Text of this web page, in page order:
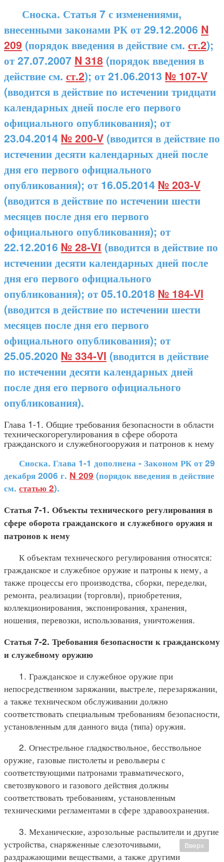
Сноска. Статья 7 с изменениями,
внесенными законами РК от 29.12.2006 N
209 (порядок введения в действие см. ст.2);
от 27.07.2007 N 318 (порядок введения в
действие см. ст.2); от 21.06.2013 № 107-V
(вводится в действие по истечении тридцати
календарных дней после его первого
официального опубликования); от
23.04.2014 № 200-V (вводится в действие по
истечении десяти календарных дней после
дня его первого официального
опубликования); от 16.05.2014 № 203-V
(вводится в действие по истечении шести
месяцев после дня его первого
официального опубликования); от
22.12.2016 № 28-VІ (вводится в действие по
истечении десяти календарных дней после
дня его первого официального
опубликования); от 05.10.2018 № 184-VI
(вводится в действие по истечении шести
месяцев после дня его первого
официального опубликования); от
25.05.2020 № 334-VI (вводится в действие
по истечении десяти календарных дней
после дня его первого официального
опубликования).
Глава 1-1. Общие требования безопасности в области
техническогорегулирования в сфере оборота
гражданского и служебногооружия и патронов к нему
Сноска. Глава 1-1 дополнена - Законом РК от 29
декабря 2006 г. N 209 (порядок введения в действие
см. статью 2).
Статья 7-1. Объекты технического регулирования в
сфере оборота гражданского и служебного оружия и
патронов к нему
К объектам технического регулирования относятся:
гражданское и служебное оружие и патроны к нему, а
также процессы его производства, сборки, переделки,
ремонта, реализации (торговли), приобретения,
коллекционирования, экспонирования, хранения,
ношения, перевозки, использования, уничтожения.
Статья 7-2. Требования безопасности к гражданскому
и служебному оружию
1. Гражданское и служебное оружие при
непосредственном заряжании, выстреле, перезаряжании,
а также техническом обслуживании должно
соответствовать специальным требованиям безопасности,
установленным для данного вида (типа) оружия.
2. Огнестрельное гладкоствольное, бесствольное
оружие, газовые пистолеты и револьверы с
соответствующими патронами травматического,
светозвукового и газового действия должны
соответствовать требованиям, установленным
техническими регламентами в сфере здравоохранения.
3. Механические, аэрозольные распылители и другие
устройства, снаряженные слезоточивыми,
раздражающими веществами, а также другими
Вверх